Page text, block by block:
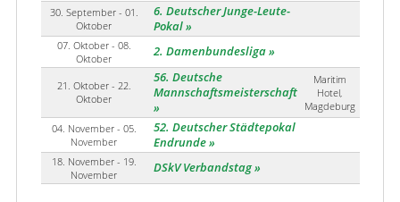
30. September - 01.
Oktober
6. Deutscher Junge-Leute-
Pokal
07. Oktober - 08.
Oktober
2. Damenbundesliga
21. Oktober - 22.
Oktober
56. Deutsche
Mannschaftsmeisterschaft
Maritim
Hotel,
Magdeburg
04. November - 05.
November
52. Deutscher Städtepokal
Endrunde
18. November - 19.
November
DSkV Verbandstag